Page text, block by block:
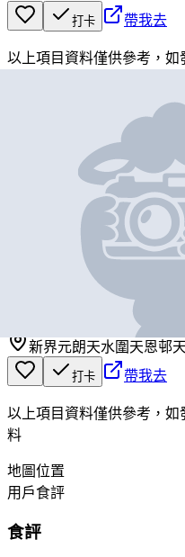
打卡 帶我去
以上項目資料僅供參考，如
合和鮮肉
新界元朗天水圍天恩邨
打卡 帶我去
以上項目資料僅供參考，如
料
地圖位置
用戶食評
食評